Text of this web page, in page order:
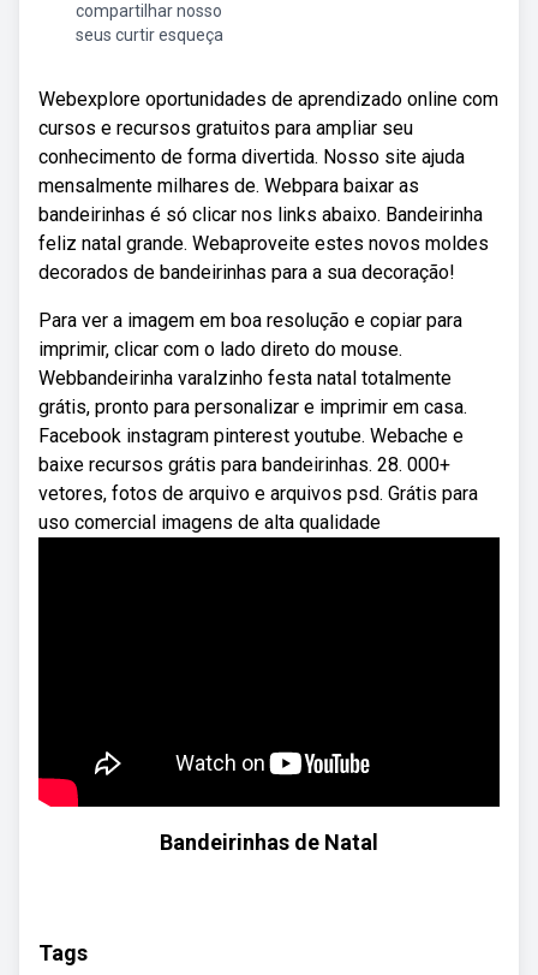
compartilhar nosso
seus curtir esqueça
Webexplore oportunidades de aprendizado online com
cursos e recursos gratuitos para ampliar seu
conhecimento de forma divertida. Nosso site ajuda
mensalmente milhares de. Webpara baixar as
bandeirinhas é só clicar nos links abaixo. Bandeirinha
feliz natal grande. Webaproveite estes novos moldes
decorados de bandeirinhas para a sua decoração!
Para ver a imagem em boa resolução e copiar para
imprimir, clicar com o lado direto do mouse.
Webbandeirinha varalzinho festa natal totalmente
grátis, pronto para personalizar e imprimir em casa.
Facebook instagram pinterest youtube. Webache e
baixe recursos grátis para bandeirinhas. 28. 000+
vetores, fotos de arquivo e arquivos psd. Grátis para
uso comercial imagens de alta qualidade
Bandeirinhas de Natal
Tags